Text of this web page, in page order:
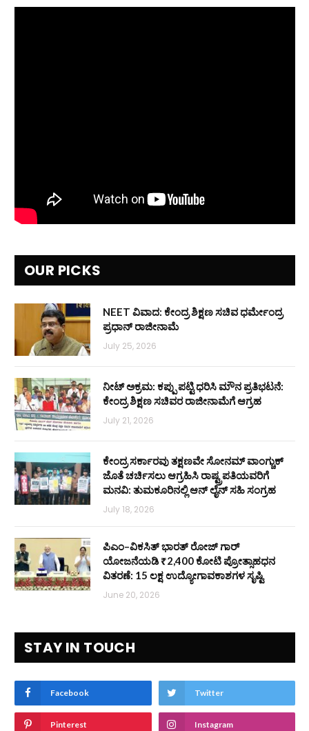
OUR PICKS
NEET ವಿವಾದ: ಕೇಂದ್ರ ಶಿಕ್ಷಣ ಸಚಿವ ಧರ್ಮೇಂದ್ರ
ಪ್ರಧಾನ್ ರಾಜೀನಾಮೆ
July 25, 2026
ನೀಟ್ ಅಕ್ರಮ: ಕಪ್ಪು ಪಟ್ಟಿ ಧರಿಸಿ ಮೌನ ಪ್ರತಿಭಟನೆ:
ಕೇಂದ್ರ ಶಿಕ್ಷಣ ಸಚಿವರ ರಾಜೀನಾಮೆಗೆ ಆಗ್ರಹ
July 21, 2026
ಕೇಂದ್ರ ಸರ್ಕಾರವು ತಕ್ಷಣವೇ ಸೋನಮ್ ವಾಂಗ್ಚುಕ್
ಜೊತೆ ಚರ್ಚಿಸಲು ಆಗ್ರಹಿಸಿ ರಾಷ್ಟ್ರಪತಿಯವರಿಗೆ
ಮನವಿ: ತುಮಕೂರಿನಲ್ಲಿ ಆನ್‌ ಲೈನ್ ಸಹಿ ಸಂಗ್ರಹ
July 18, 2026
ಪಿಎಂ–ವಿಕಸಿತ್ ಭಾರತ್ ರೋಜ್‌ ಗಾರ್
ಯೋಜನೆಯಡಿ ₹2,400 ಕೋಟಿ ಪ್ರೋತ್ಸಾಹಧನ
ವಿತರಣೆ: 15 ಲಕ್ಷ ಉದ್ಯೋಗಾವಕಾಶಗಳ ಸೃಷ್ಟಿ
June 20, 2026
STAY IN TOUCH
Facebook Twitter
Pinterest Instagram